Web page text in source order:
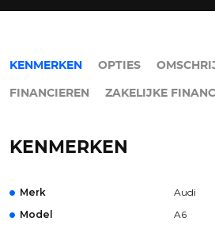
KENMERKEN OPTIES
FINANCIEREN ZAKELIJKE
KENMERKEN
Merk
Audi
Model
A6